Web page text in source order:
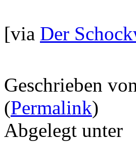
[via Der
Geschrieben
(Permalink)
Abgelegt unter